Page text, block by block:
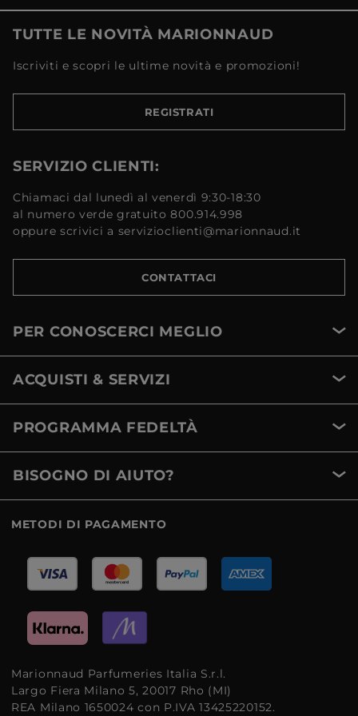
TUTTE LE NOVITÀ MARIONNAUD
Iscriviti e scopri le ultime novità e promozioni!
REGISTRATI
SERVIZIO CLIENTI:
Chiamaci dal lunedì al venerdì 9:30-18:30
al numero verde gratuito 800.914.998
oppure scrivici a servizioclienti@marionnaud.it
CONTATTACI
PER CONOSCERCI MEGLIO
ACQUISTI & SERVIZI
PROGRAMMA FEDELTÀ
BISOGNO DI AIUTO?
METODI DI PAGAMENTO
Marionnaud Parfumeries Italia S.r.l.
Largo Fiera Milano 5, 20017 Rho (MI)
REA Milano 1650024 con P.IVA 13425220152.